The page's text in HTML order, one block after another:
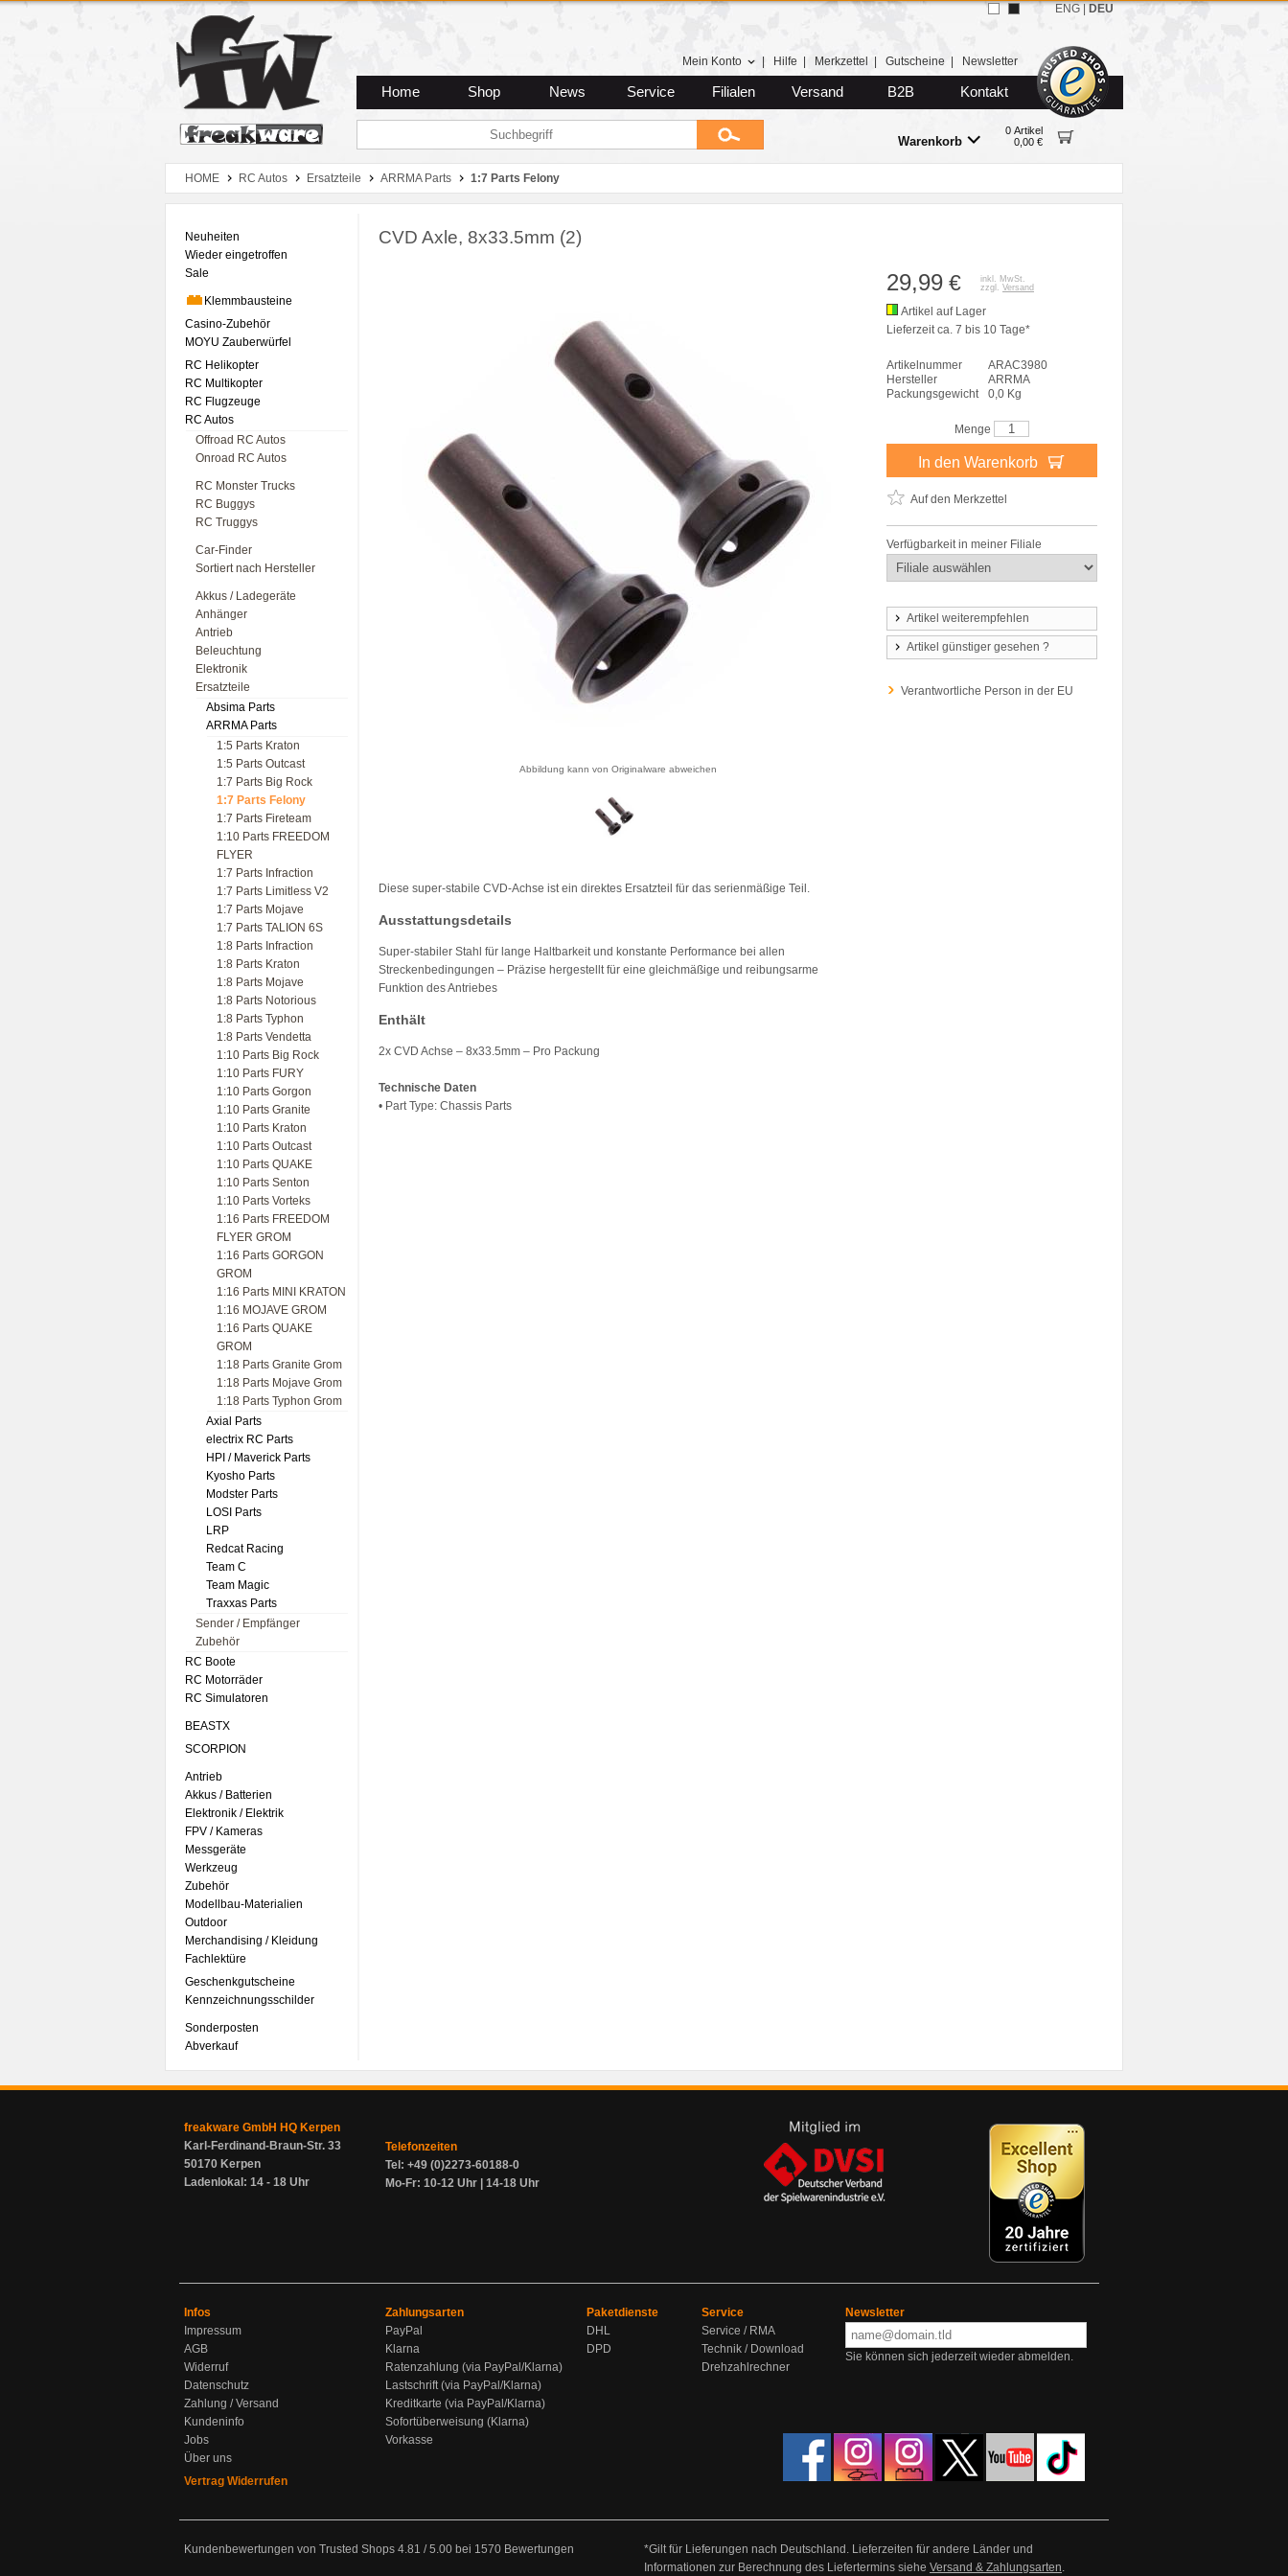
Zum Hauptmenue
Zum Seiteninhalt
Zum Warenkob
Mein Konto Hilfe Merkzettel Gutscheine Newsletter
Home Shop News Service Filialen Versand B2B Kontakt
Warenkorb
0 Artikel
0,00 €
ENG DEU
HOME RC Autos Ersatzteile ARRMA Parts 1:7 Parts Felony
Neuheiten
Wieder eingetroffen
Sale
Klemmbausteine
Casino-Zubehör
MOYU Zauberwürfel
RC Helikopter
RC Multikopter
RC Flugzeuge
RC Autos
Offroad RC Autos
Onroad RC Autos
RC Monster Trucks
RC Buggys
RC Truggys
Car-Finder
Sortiert nach Hersteller
Akkus / Ladegeräte
Anhänger
Antrieb
Beleuchtung
Elektronik
Ersatzteile
Absima Parts
ARRMA Parts
1:5 Parts Kraton
1:5 Parts Outcast
1:7 Parts Big Rock
1:7 Parts Felony
1:7 Parts Fireteam
1:10 Parts FREEDOM
FLYER
1:7 Parts Infraction
1:7 Parts Limitless V2
1:7 Parts Mojave
1:7 Parts TALION 6S
1:8 Parts Infraction
1:8 Parts Kraton
1:8 Parts Mojave
1:8 Parts Notorious
1:8 Parts Typhon
1:8 Parts Vendetta
1:10 Parts Big Rock
1:10 Parts FURY
1:10 Parts Gorgon
1:10 Parts Granite
1:10 Parts Kraton
1:10 Parts Outcast
1:10 Parts QUAKE
1:10 Parts Senton
1:10 Parts Vorteks
1:16 Parts FREEDOM
FLYER GROM
1:16 Parts GORGON
GROM
1:16 Parts MINI KRATON
1:16 MOJAVE GROM
1:16 Parts QUAKE
GROM
1:18 Parts Granite Grom
1:18 Parts Mojave Grom
1:18 Parts Typhon Grom
Axial Parts
electrix RC Parts
HPI / Maverick Parts
Kyosho Parts
Modster Parts
LOSI Parts
LRP
Redcat Racing
Team C
Team Magic
Traxxas Parts
Sender / Empfänger
Zubehör
RC Boote
RC Motorräder
RC Simulatoren
BEASTX
SCORPION
Antrieb
Akkus / Batterien
Elektronik / Elektrik
FPV / Kameras
Messgeräte
Werkzeug
Zubehör
Modellbau-Materialien
Outdoor
Merchandising / Kleidung
Fachlektüre
Geschenkgutscheine
Kennzeichnungsschilder
Sonderposten
Abverkauf
CVD Axle, 8x33.5mm (2)
Abbildung kann von Originalware abweichen
Diese super-stabile CVD-Achse ist ein direktes Ersatzteil für das serienmäßige Teil.
Ausstattungsdetails
Super-stabiler Stahl für lange Haltbarkeit und konstante Performance bei allen
Streckenbedingungen – Präzise hergestellt für eine gleichmäßige und reibungsarme
Funktion des Antriebes
Enthält
2x CVD Achse – 8x33.5mm – Pro Packung
Technische Daten
• Part Type: Chassis Parts
29,99 €
inkl. MwSt.
zzgl. Versand
Artikel auf Lager
Lieferzeit ca. 7 bis 10 Tage*
Artikelnummer
ARAC3980
Hersteller
ARRMA
Packungsgewicht
0,0 Kg
Menge
In den Warenkorb
Auf den Merkzettel
Verfügbarkeit in meiner Filiale
Artikel weiterempfehlen
Artikel günstiger gesehen ?
Verantwortliche Person in der EU
freakware GmbH HQ Kerpen
Karl-Ferdinand-Braun-Str. 33
50170 Kerpen
Ladenlokal: 14 - 18 Uhr
Telefonzeiten
Tel: +49 (0)2273-60188-0
Mo-Fr: 10-12 Uhr | 14-18 Uhr
Infos
Impressum
AGB
Widerruf
Datenschutz
Zahlung / Versand
Kundeninfo
Jobs
Über uns
Vertrag Widerrufen
Zahlungsarten
PayPal
Klarna
Ratenzahlung (via PayPal/Klarna)
Lastschrift (via PayPal/Klarna)
Kreditkarte (via PayPal/Klarna)
Sofortüberweisung (Klarna)
Vorkasse
Paketdienste
DHL
DPD
Service
Service / RMA
Technik / Download
Drehzahlrechner
Newsletter
Sie können sich jederzeit wieder abmelden.
Kundenbewertungen von Trusted Shops 4.81 /5.00 bei 1570 Bewertungen
*Gilt für Lieferungen nach Deutschland. Lieferzeiten für andere Länder und
Informationen zur Berechnung des Liefertermins siehe Versand & Zahlungsarten.